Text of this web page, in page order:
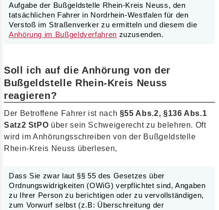
Aufgabe der Bußgeldstelle Rhein-Kreis Neuss, den
tatsächlichen Fahrer in Nordrhein-Westfalen für den
Verstoß im Straßenverker zu ermitteln und diesem die
Anhörung im Bußgeldverfahren zuzusenden.
Soll ich auf die Anhörung von der
Bußgeldstelle Rhein-Kreis Neuss
reagieren?
Der Betroffene Fahrer ist nach §55 Abs.2, §136 Abs.1
Satz2 StPO über sein Schweigerecht zu belehren. Oft
wird im Anhörungsschreiben von der Bußgeldstelle
Rhein-Kreis Neuss überlesen,
Dass Sie zwar laut §§ 55 des Gesetzes über
Ordnungswidrigkeiten (OWiG) verpflichtet sind, Angaben
zu Ihrer Person zu berichtigen oder zu vervollständigen,
zum Vorwurf selbst (z.B: Überschreitung der